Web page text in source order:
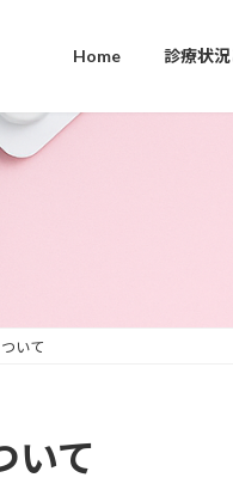
Home 診療状
いて
いて